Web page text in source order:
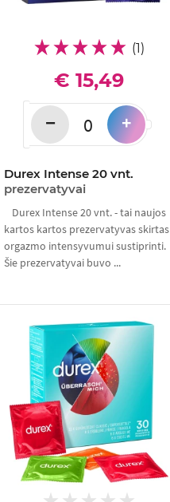
(1)
Durex Intense 20 vnt.
prezervatyvai
€ 15,49
− +
Durex Intense 20 vnt. - tai naujos
kartos kartos prezervatyvas skirtas
orgazmo intensyvumui sustiprinti.
Šie prezervatyvai buvo ...